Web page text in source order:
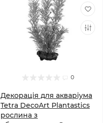
0
Декорація для акваріума
Tetra DecoArt Plantastics
рослина з